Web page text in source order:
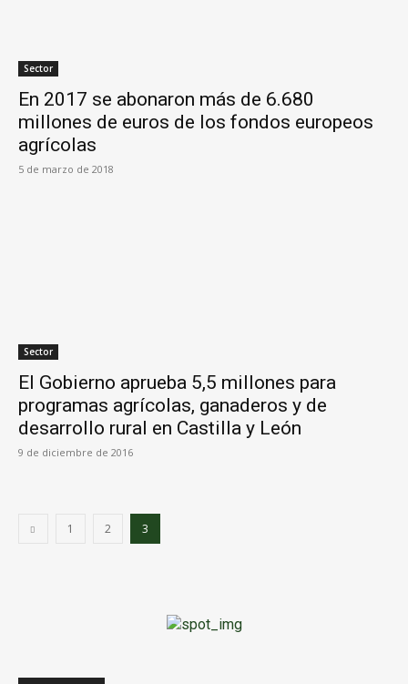
Sector
En 2017 se abonaron más de 6.680
millones de euros de los fondos europeos
agrícolas
5 de marzo de 2018
Sector
El Gobierno aprueba 5,5 millones para
programas agrícolas, ganaderos y de
desarrollo rural en Castilla y León
9 de diciembre de 2016
1 2 3